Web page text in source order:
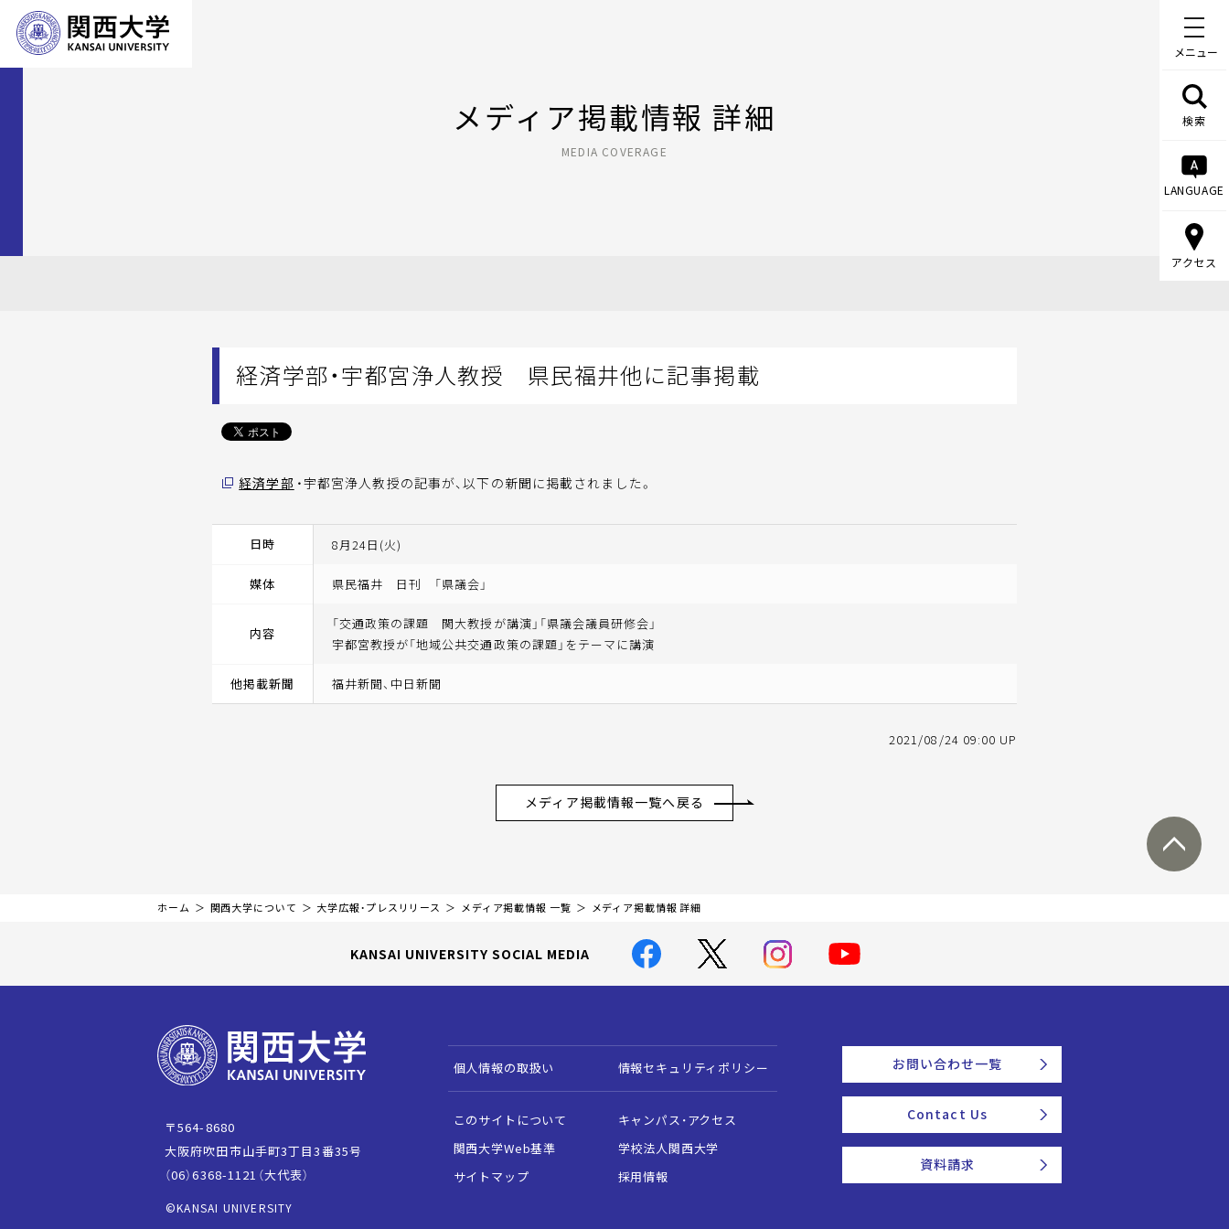
メニュー
検索
LANGUAGE
アクセス
メディア掲載情報 詳細
MEDIA COVERAGE
経済学部・宇都宮浄人教授 県民福井他に記事掲載
経済学部 ・宇都宮浄人教授の記事が、以下の新聞に掲載されました。
日時 8月24日(火)
媒体 県民福井 日刊 「県議会」
内容
「交通政策の課題 関大教授が講演」「県議会議員研修会」
宇都宮教授が「地域公共交通政策の課題」をテーマに講演
他掲載新聞 福井新聞、中日新聞
2021/08/24 09:00 UP
メディア掲載情報一覧へ戻る
ホーム 関西大学について 大学広報・プレスリリース メディア掲載情報 一覧 メディア掲載情報 詳細
KANSAI UNIVERSITY SOCIAL MEDIA
個人情報の取扱い 情報セキュリティポリシー
このサイトについて
キャンパス・アクセス
関西大学Web基準
学校法人関西大学
サイトマップ
採用情報
お問い合わせ一覧
Contact Us
資料請求
〒564-8680
大阪府吹田市山手町3丁目3番35号
（06）6368-1121（大代表）
©KANSAI UNIVERSITY